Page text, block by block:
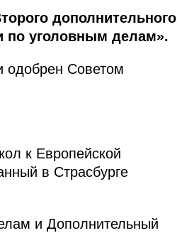
дополнительного
по уголовным делам».
одобрен Советом
к Европейской
в Страсбурге
и Дополнительный